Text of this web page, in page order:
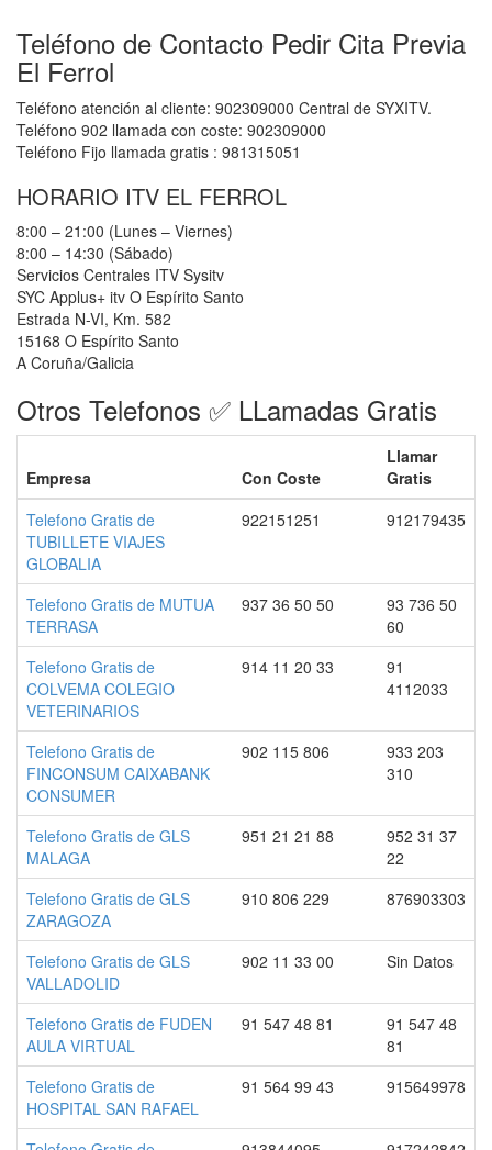
Teléfono de Contacto Pedir Cita Previa
El Ferrol
Teléfono atención al cliente: 902309000 Central de SYXITV.
Teléfono 902 llamada con coste: 902309000
Teléfono Fijo llamada gratis : 981315051
HORARIO ITV EL FERROL
8:00 – 21:00 (Lunes – Viernes)
8:00 – 14:30 (Sábado)
Servicios Centrales ITV Sysitv
SYC Applus+ itv O Espírito Santo
Estrada N-VI, Km. 582
15168 O Espírito Santo
A Coruña/Galicia
Otros Telefonos ✅ LLamadas Gratis
Empresa Con Coste
Llamar
Gratis
Telefono Gratis de
TUBILLETE VIAJES
GLOBALIA
922151251 912179435
Telefono Gratis de MUTUA
TERRASA
937 36 50 50
93 736 50
60
Telefono Gratis de
COLVEMA COLEGIO
VETERINARIOS
914 11 20 33
91
4112033
Telefono Gratis de
FINCONSUM CAIXABANK
CONSUMER
902 115 806
933 203
310
Telefono Gratis de GLS
MALAGA
951 21 21 88
952 31 37
22
Telefono Gratis de GLS
ZARAGOZA
910 806 229 876903303
Telefono Gratis de GLS
VALLADOLID
902 11 33 00 Sin Datos
Telefono Gratis de FUDEN
AULA VIRTUAL
91 547 48 81
91 547 48
81
Telefono Gratis de
HOSPITAL SAN RAFAEL
91 564 99 43 915649978